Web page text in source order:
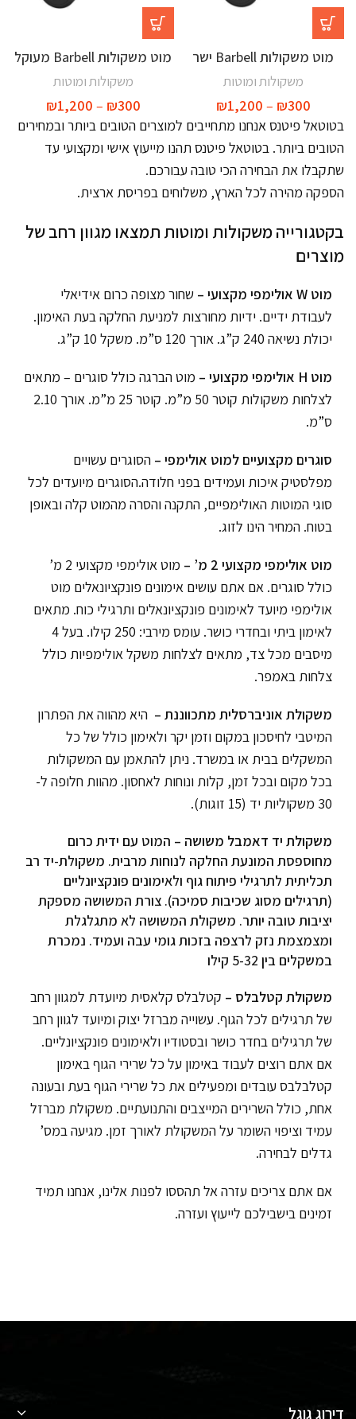
מוט משקולות Barbell ישר
משקולות ומוטות
₪300
–
₪1,200
מוט משקולות Barbell מעוקל
משקולות ומוטות
₪300
–
₪1,200
בטוטאל פיטנס אנחנו מתחייבים למוצרים הטובים ביותר ובמחירים
הטובים ביותר. בטוטאל פיטנס תהנו מייעוץ אישי ומקצועי עד
שתקבלו את הבחירה הכי טובה עבורכם.
הספקה מהירה לכל הארץ, משלוחים בפריסת ארצית.
בקטגורייה משקולות ומוטות תמצאו מגוון רחב של
מוצרים
מוט W אולימפי מקצועי –
שחור מצופה כרום אידיאלי
לעבודת ידיים. ידיות מחורצות למניעת החלקה בעת האימון.
יכולת נשיאה 240 ק”ג. אורך 120 ס”מ. משקל 10 ק”ג.
מוט H אולימפי מקצועי –
מוט הברגה כולל סוגרים – מתאים
לצלחות משקולות קוטר 50 מ”מ. קוטר 25 מ”מ. אורך 2.10
ס”מ.
סוגרים מקצועיים למוט אולימפי – הסוגרים עשויים
מפלסטיק איכות ועמידים בפני חלודה.הסוגרים מיועדים לכל
סוגי המוטות האולימפיים, התקנה והסרה מהמוט קלה ובאופן
בטוח. המחיר הינו לזוג.
מוט אולימפי מקצועי 2 מ’ –
מוט אולימפי מקצועי 2 מ’
כולל סוגרים. אם אתם עושים אימונים פונקציונאלים מוט
אולימפי מיועד לאימונים פונקציונאלים ותרגילי כוח. מתאים
לאימון ביתי ובחדרי כושר. עומס מירבי: 250 קילו. בעל 4
מיסבים מכל צד, מתאים לצלחות משקל אולימפיות כולל
צלחות באמפר.
משקולת אוניברסלית מתכווננת – היא מהווה את הפתרון
המיטבי לחיסכון במקום וזמן יקר ולאימון כולל של כל
המשקלים בבית או במשרד. ניתן להתאמן עם המשקולות
בכל מקום ובכל זמן, קלות ונוחות לאחסון. מהוות חלופה ל-
30 משקוליות יד (15 זוגות).
משקולת יד דאמבל משושה – המוט עם ידית כרום
מחוספסת המונעת החלקה לנוחות מרבית. משקולת-יד רב
תכליתית לתרגילי פיתוח גוף ולאימונים פונקציונליים
(תרגילים מסוג שכיבות סמיכה). צורת המשושה מספקת
יציבות טובה יותר. משקולת המשושה לא מתגלגלת
ומצמצמת נזק לרצפה בזכות גומי עבה ועמיד. נמכרת
במשקלים בין 5-32 קילו
משקולת קטלבלס – קטלבלס קלאסית מיועדת למגוון רחב
של תרגילים לכל הגוף. עשוייה מברזל יצוק ומיועד לגוון רחב
של תרגילים בחדר כושר ובסטודיו ולאימונים פונקציונליים.
אם אתם רוצים לעבוד באימון על כל שרירי הגוף באימון
קטלבלבס עובדים ומפעילים את כל שרירי הגוף בעת ובעונה
אחת, כולל השרירים המייצבים והתנועתיים. משקולת מברזל
עמיד וציפוי השומר על המשקולת לאורך זמן. מגיעה במס’
גדלים לבחירה.
אם אתם צריכים עזרה אל תהססו לפנות אלינו, אנחנו תמיד
זמינים בישבילכם לייעוץ ועזרה.
דירוג גוגל